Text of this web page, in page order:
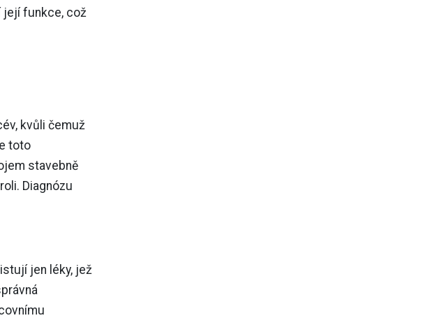
její funkce, což
kvůli čemuž
toto
stavebně
Diagnózu
jen léky, jež